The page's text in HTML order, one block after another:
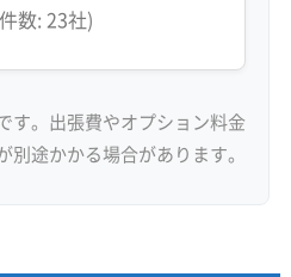
数: 23社)
す。出張費やオプション料金
別途かかる場合があります。